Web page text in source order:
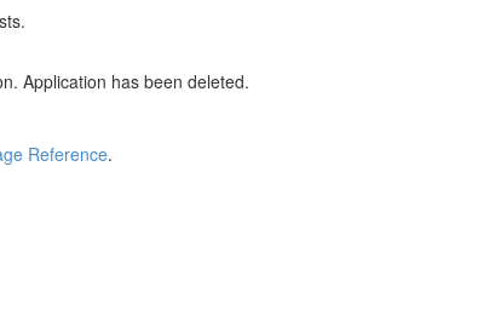
Application has been deleted.
Reference.